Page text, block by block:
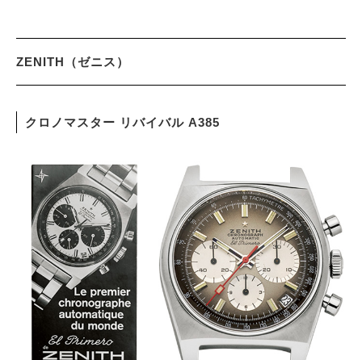
ZENITH（ゼニス）
クロノマスター リバイバル A385